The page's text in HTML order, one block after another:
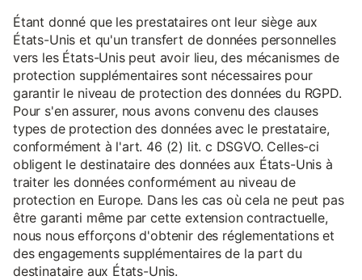
Étant donné que les prestataires ont leur siège aux
États-Unis et qu'un transfert de données personnelles
vers les États-Unis peut avoir lieu, des mécanismes de
protection supplémentaires sont nécessaires pour
garantir le niveau de protection des données du RGPD.
Pour s'en assurer, nous avons convenu des clauses
types de protection des données avec le prestataire,
conformément à l'art. 46 (2) lit. c DSGVO. Celles-ci
obligent le destinataire des données aux États-Unis à
traiter les données conformément au niveau de
protection en Europe. Dans les cas où cela ne peut pas
être garanti même par cette extension contractuelle,
nous nous efforçons d'obtenir des réglementations et
des engagements supplémentaires de la part du
destinataire aux États-Unis.